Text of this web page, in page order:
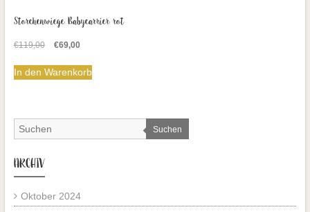
Storchenwiege Babycarrier rot
€119,00
Ursprünglicher
war:
€119,00
€69,00Aktueller
ist:
€69,00.
In den Warenkorb
Suchen
ARCHIV
Oktober 2024